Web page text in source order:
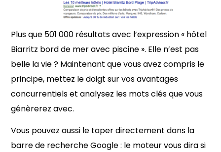
Plus que 501 000 résultats avec l’expression « hôtel
Biarritz bord de mer avec piscine ». Elle n’est pas
belle la vie ? Maintenant que vous avez compris le
principe, mettez le doigt sur vos avantages
concurrentiels et analysez les mots clés que vous
génèrerez avec.
Vous pouvez aussi le taper directement dans la
barre de recherche Google : le moteur vous dira si